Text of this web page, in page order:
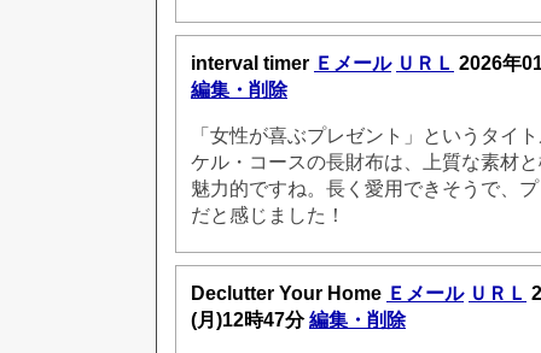
interval timer Ｅメール ＵＲＬ 2026年
編集・削除
「女性が喜ぶプレゼント」というタイ
ケル・コースの長財布は、上質な素材
魅力的ですね。長く愛用できそうで、
だと感じました！
Declutter Your Home Ｅメール ＵＲＬ
(月)12時47分編集・削除